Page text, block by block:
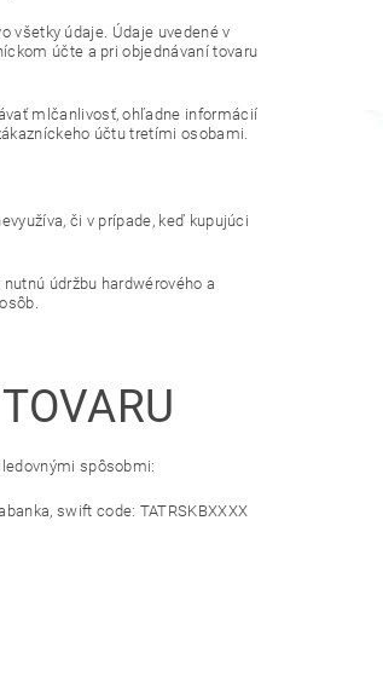
všetky údaje. Údaje uvedené v
účte a pri objednávaní tovaru
mlčanlivosť, ohľadne informácií
účtu tretími osobami.
či v prípade, keď kupujúci
údržbu hardwérového a
spôsobmi:
swift code: TATRSKBXXXX